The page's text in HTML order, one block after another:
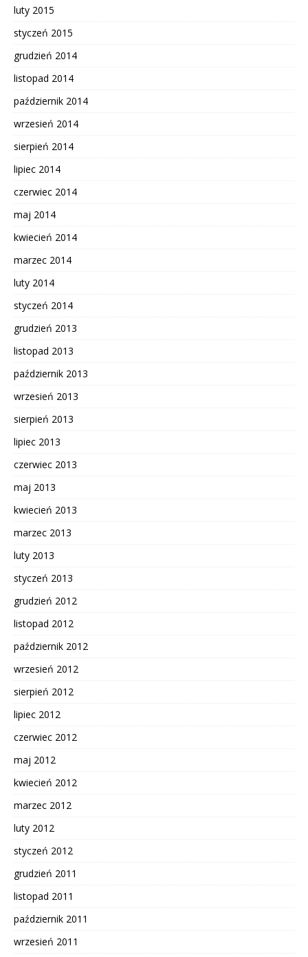
luty 2015
styczeń 2015
grudzień 2014
listopad 2014
październik 2014
wrzesień 2014
sierpień 2014
lipiec 2014
czerwiec 2014
maj 2014
kwiecień 2014
marzec 2014
luty 2014
styczeń 2014
grudzień 2013
listopad 2013
październik 2013
wrzesień 2013
sierpień 2013
lipiec 2013
czerwiec 2013
maj 2013
kwiecień 2013
marzec 2013
luty 2013
styczeń 2013
grudzień 2012
listopad 2012
październik 2012
wrzesień 2012
sierpień 2012
lipiec 2012
czerwiec 2012
maj 2012
kwiecień 2012
marzec 2012
luty 2012
styczeń 2012
grudzień 2011
listopad 2011
październik 2011
wrzesień 2011